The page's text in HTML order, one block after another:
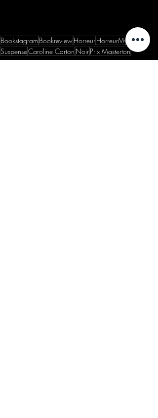
Bookstagram BookreviewHorreurHorreurMystique
SuspenseCaroline Carton NoirPrix Masterton
Chronique